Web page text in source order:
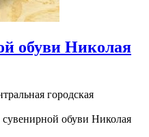
обуви Николая
городская
обуви Николая